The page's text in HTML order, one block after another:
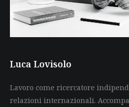
Luca Lovisolo
Lavoro come ricercatore
relazioni internazionali.